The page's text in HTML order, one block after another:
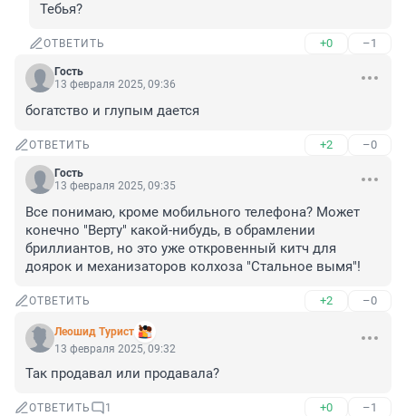
Тебья?
ОТВЕТИТЬ +0 –1
Гость
13 февраля 2025, 09:36
богатство и глупым дается
ОТВЕТИТЬ +2 –0
Гость
13 февраля 2025, 09:35
Все понимаю, кроме мобильного телефона? Может
конечно "Верту" какой-нибудь, в обрамлении
бриллиантов, но это уже откровенный китч для
доярок и механизаторов колхоза "Стальное вымя"!
ОТВЕТИТЬ +2 –0
Леошид Турист
13 февраля 2025, 09:32
Так продавал или продавала?
ОТВЕТИТЬ 1 +0 –1